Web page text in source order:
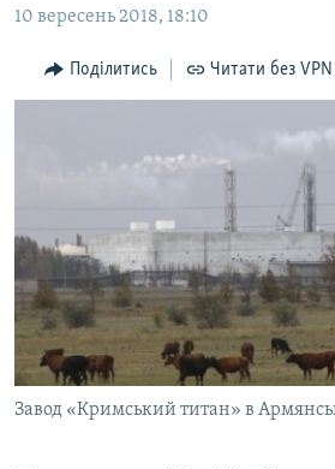
до
ІНТЕРВ'Ю
ВСЕ ЗА ДЕНЬ
ДЕПОРТАЦІЯ
СВІДЧЕННЯ ОКУПАЦІЇ
УКРАЇНСЬКА ПРОБЛЕМА КРИМУ
ІНФОГРАФІКА
ЯК ОБІЙТИ БЛОКУВАННЯ
Русский
Qırımtatar
ДОЛУЧАЙСЯ!
10 вересень 2018, 18:10
Поділитись Читати без VPN
Завод «Кримський титан» в